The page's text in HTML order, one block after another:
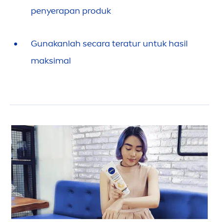
penyerapan produk
Gunakanlah secara teratur untuk hasil
maksimal